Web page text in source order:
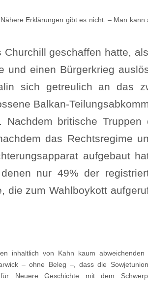
Erklärungen gibt es nicht. – Man kann
geschaffen hatte,
und einen Bürgerkrieg
sich getreulich an das
Balkan-
britische Truppen
das Rechtsregime
aufgebaut
nur 49% der
die zum Wahlboykott
inhaltlich von Kahn kaum abweichenden
– ohne Beleg –, dass die
Neuere Geschichte mit dem